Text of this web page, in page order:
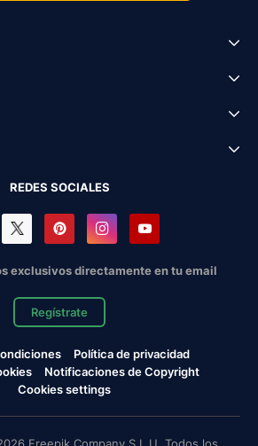
REDES SOCIALES
exclusivos directamente en tu email
Regístrate
Política de privacidad
Notificaciones de Copyright
Cookies settings